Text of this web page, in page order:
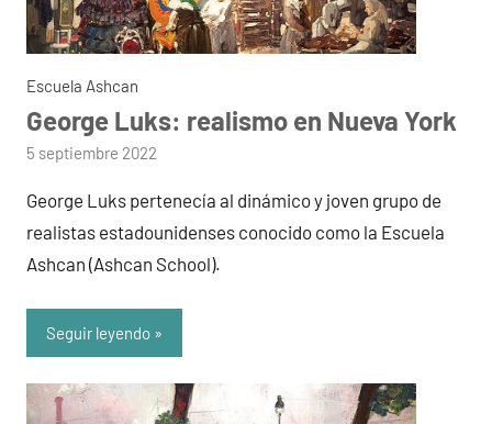
Escuela Ashcan
George Luks: realismo en Nueva York
por
5 septiembre 2022
George Luks pertenecía al dinámico y joven grupo de
realistas estadounidenses conocido como la Escuela
Ashcan (Ashcan School).
Seguir leyendo